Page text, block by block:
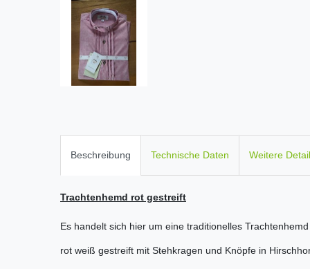
Beschreibung Technische Daten Weitere
Trachtenhemd rot gestreift
Es handelt sich hier um eine traditionelles
rot weiß gestreift mit Stehkragen und Knöpfe in